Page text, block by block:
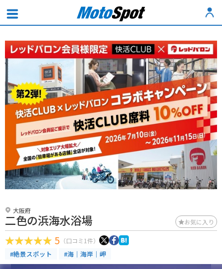
大阪府
二色の浜海水浴場 お気に入り
5 （口コミ1件）
#絶景スポット #海｜海岸｜岬